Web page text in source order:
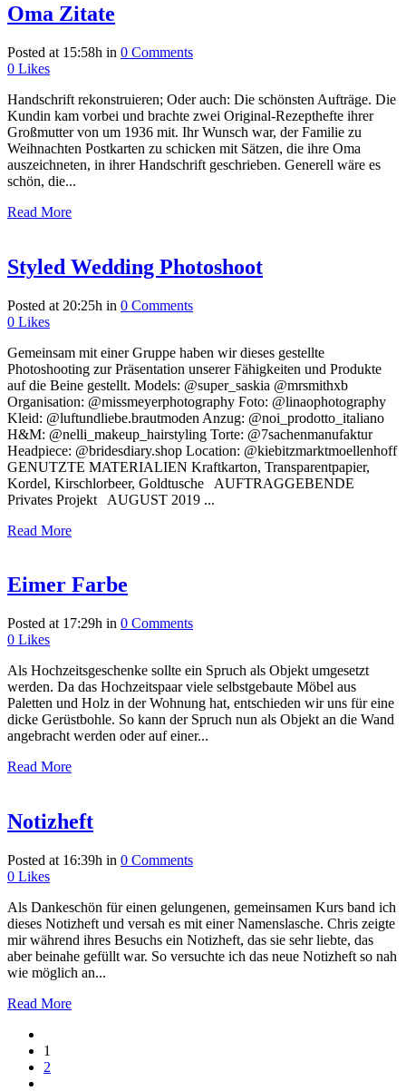
Oma Zitate
Posted at 15:58h in 0 Comments
0 Likes
Handschrift rekonstruieren; Oder auch: Die schönsten Aufträge. Die
Kundin kam vorbei und brachte zwei Original-Rezepthefte ihrer
Großmutter von um 1936 mit. Ihr Wunsch war, der Familie zu
Weihnachten Postkarten zu schicken mit Sätzen, die ihre Oma
auszeichneten, in ihrer Handschrift geschrieben. Generell wäre es
schön, die...
Read More
Styled Wedding Photoshoot
Posted at 20:25h in 0 Comments
0 Likes
Gemeinsam mit einer Gruppe haben wir dieses gestellte
Photoshooting zur Präsentation unserer Fähigkeiten und Produkte
auf die Beine gestellt. Models: @super_saskia @mrsmithxb
Organisation: @missmeyerphotography Foto: @linaophotography
Kleid: @luftundliebe.brautmoden Anzug: @noi_prodotto_italiano
H&M: @nelli_makeup_hairstyling Torte: @7sachenmanufaktur
Headpiece: @bridesdiary.shop Location: @kiebitzmarktmoellenhoff
GENUTZTE MATERIALIEN Kraftkarton, Transparentpapier,
Kordel, Kirschlorbeer, Goldtusche AUFTRAGGEBENDE
Privates Projekt AUGUST 2019 ...
Read More
Eimer Farbe
Posted at 17:29h in 0 Comments
0 Likes
Als Hochzeitsgeschenke sollte ein Spruch als Objekt umgesetzt
werden. Da das Hochzeitspaar viele selbstgebaute Möbel aus
Paletten und Holz in der Wohnung hat, entschieden wir uns für eine
dicke Gerüstbohle. So kann der Spruch nun als Objekt an die Wand
angebracht werden oder auf einer...
Read More
Notizheft
Posted at 16:39h in 0 Comments
0 Likes
Als Dankeschön für einen gelungenen, gemeinsamen Kurs band ich
dieses Notizheft und versah es mit einer Namenslasche. Chris zeigte
mir während ihres Besuchs ein Notizheft, das sie sehr liebte, das
aber beinahe gefüllt war. So versuchte ich das neue Notizheft so nah
wie möglich an...
Read More
1
2